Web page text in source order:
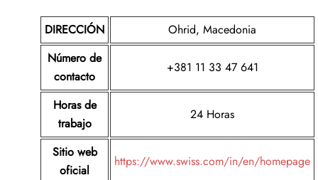
DIRECCIÓN
Ohrid, Macedonia
Número de
contacto
+381 11 33 47 641
Horas de
trabajo
24 Horas
Sitio web
oficial
https://www.swiss.com/in/en/homepage